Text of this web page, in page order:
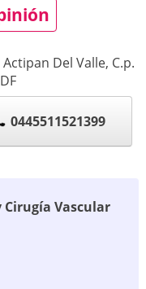
Del Valle, C.p.
DF
0445511521399
Vascular